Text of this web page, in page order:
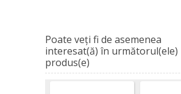
Poate veţi fi de asemenea
interesat(ă) în următorul(ele)
produs(e)